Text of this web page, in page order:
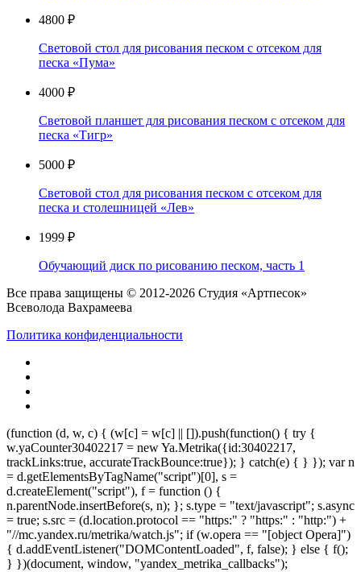
4800 ₽
Световой стол для рисования песком с отсеком для
песка «Пума»
4000 ₽
Световой планшет для рисования песком с отсеком для
песка «Тигр»
5000 ₽
Световой стол для рисования песком с отсеком для
песка и столешницей «Лев»
1999 ₽
Обучающий диск по рисованию песком, часть 1
Все права защищены © 2012-2026 Студия «Артпесок»
Всеволода Вахрамеева
Политика конфиденциальности
(function (d, w, c) { (w[c] = w[c] || []).push(function() { try {
w.yaCounter30402217 = new Ya.Metrika({id:30402217,
trackLinks:true, accurateTrackBounce:true}); } catch(e) { } }); var n
= d.getElementsByTagName("script")[0], s =
d.createElement("script"), f = function () {
n.parentNode.insertBefore(s, n); }; s.type = "text/javascript"; s.async
= true; s.src = (d.location.protocol == "https:" ? "https:" : "http:") +
"//mc.yandex.ru/metrika/watch.js"; if (w.opera == "[object Opera]")
{ d.addEventListener("DOMContentLoaded", f, false); } else { f();
} })(document, window, "yandex_metrika_callbacks");